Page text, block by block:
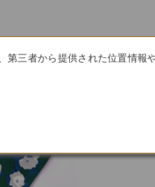
三者から提供された位置情報